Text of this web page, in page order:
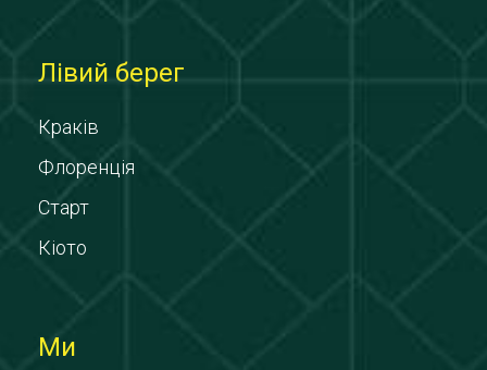
Лівий берег
Краків
Флоренція
Старт
Кіото
Ми